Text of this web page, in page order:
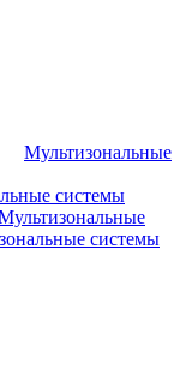
Мультизональные
системы
системы